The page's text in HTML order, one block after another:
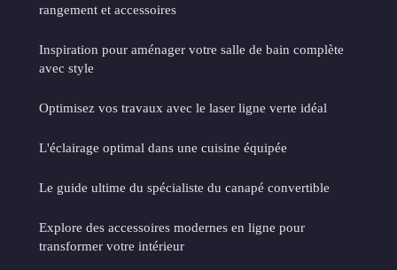
rangement et accessoires
Inspiration pour aménager votre salle de bain complète
avec style
Optimisez vos travaux avec le laser ligne verte idéal
L'éclairage optimal dans une cuisine équipée
Le guide ultime du spécialiste du canapé convertible
Explore des accessoires modernes en ligne pour
transformer votre intérieur